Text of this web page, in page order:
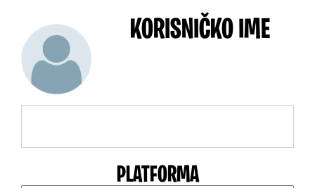
KORISNIČKO IME
PLATFORMA